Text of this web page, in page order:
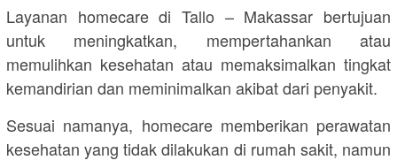
Layanan homecare di Tallo – Makassar bertujuan
untuk meningkatkan, mempertahankan atau
memulihkan kesehatan atau memaksimalkan tingkat
kemandirian dan meminimalkan akibat dari penyakit.
Sesuai namanya, homecare memberikan perawatan
kesehatan yang tidak dilakukan di rumah sakit, namun